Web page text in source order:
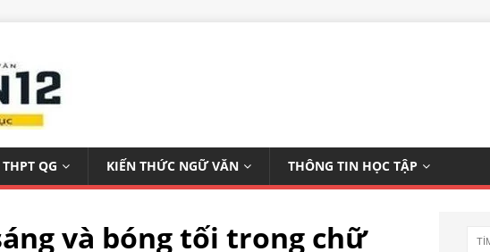
QG KIẾN THỨC NGỮ VĂN THÔNG TIN HỌC TẬP
và bóng tối trong chữ